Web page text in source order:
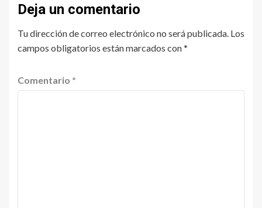
Deja un comentario
Tu dirección de correo electrónico no será publicada. Los
campos obligatorios están marcados con*
Comentario *